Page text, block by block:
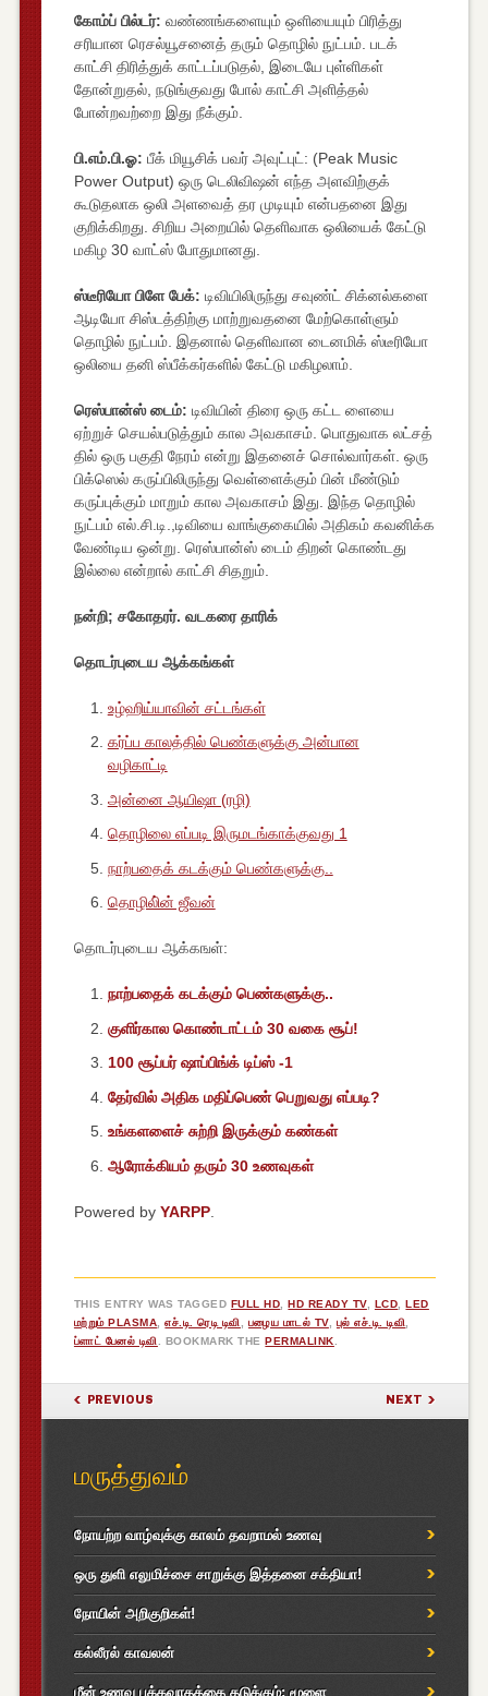
கோம்ப் பில்டர்: வண்ணங்களையும் ஒளியையும் பிரித்து
சரியான ரெசல்யூசனைத் தரும் தொழில் நுட்பம். படக்
காட்சி திரித்துக் காட்டப்படுதல், இடையே புள்ளிகள்
தோன்றுதல், நடுங்குவது போல் காட்சி அளித்தல்
போன்றவற்றை இது நீக்கும்.
பி.எம்.பி.ஓ: பீக் மியூசிக் பவர் அவுட்புட்: (Peak Music
Power Output) ஒரு டெலிவிஷன் எந்த அளவிற்குக்
கூடுதலாக ஒலி அளவைத் தர முடியும் என்பதனை இது
குறிக்கிறது. சிறிய அறையில் தெளிவாக ஒலியைக் கேட்டு
மகிழ 30 வாட்ஸ் போதுமானது.
ஸ்டீரியோ பிளே பேக்: டிவியிலிருந்து சவுண்ட் சிக்னல்களை
ஆடியோ சிஸ்டத்திற்கு மாற்றுவதனை மேற்கொள்ளும்
தொழில் நுட்பம். இதனால் தெளிவான டைனமிக் ஸ்டீரியோ
ஒலியை தனி ஸ்பீக்கர்களில் கேட்டு மகிழலாம்.
ரெஸ்பான்ஸ் டைம்: டிவியின் திரை ஒரு கட்ட ளையை
ஏற்றுச் செயல்படுத்தும் கால அவகாசம். பொதுவாக லட்சத்
தில் ஒரு பகுதி நேரம் என்று இதனைச் சொல்வார்கள். ஒரு
பிக்ஸெல் கருப்பிலிருந்து வெள்ளைக்கும் பின் மீண்டும்
கருப்புக்கும் மாறும் கால அவகாசம் இது. இந்த தொழில்
நுட்பம் எல்.சி.டி.,டிவியை வாங்குகையில் அதிகம் கவனிக்க
வேண்டிய ஒன்று. ரெஸ்பான்ஸ் டைம் திறன் கொண்டது
இல்லை என்றால் காட்சி சிதறும்.
நன்றி; சகோதரர். வடகரை தாரிக்
தொடர்புடைய ஆக்கங்கள்
உழ்ஹிய்யாவின் சட்டங்கள்
கர்ப்ப காலத்தில் பெண்களுக்கு அன்பான
வழிகாட்டி
அன்னை ஆயிஷா (ரழி)
தொழிலை எப்படி இருமடங்காக்குவது 1
நாற்பதைக் கடக்கும் பெண்களுக்கு..
தொழிலி்ன் ஜீவன்
தொடர்புடைய ஆக்கஙள்:
நாற்பதைக் கடக்கும் பெண்களுக்கு..
குளிர்கால கொண்டாட்டம் 30 வகை சூப்!
100 சூப்பர் ஷாப்பிங்க் டிப்ஸ் -1
தேர்வில் அதிக மதிப்பெண் பெறுவது எப்படி?
உங்களளைச் சுற்றி இருக்கும் கண்கள்
ஆரோக்கியம் தரும் 30 உணவுகள்
Powered by YARPP.
THIS ENTRY WAS TAGGED FULL HD ,HD READY TV, LCD ,LED
மற்றும் PLASMA ,எச்.டி. ரெடி டிவி பழைய மாடல் TV, புல் எச்.டி. டிவி
ப்ளாட் பேனல் டிவி
. BOOKMARK THEPERMALINK
POST NAVIGATION
PREVIOUS NEXT
மருத்துவம்
நோயற்ற வாழ்வுக்கு காலம் தவறாமல் உணவு
ஒரு துளி எலுமிச்சை சாறுக்கு இத்தனை சக்தியா!
நோயின் அறிகுறிகள்!
கல்லீரல் காவலன்
மீன் உணவு பக்கவாதத்தை தடுக்கும்; மூளை